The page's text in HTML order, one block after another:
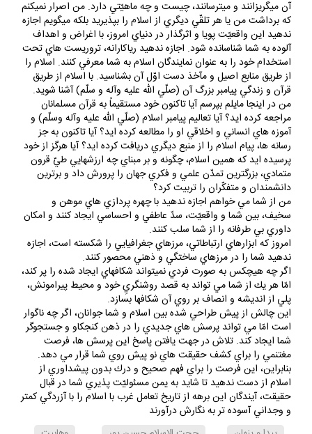
دست آوريد. منطق سليم اقتضاء ميكند كه لااقل بدانيد آنچه شما را از
آن ميگريزانند و ميترسانند، چيست و چه ماهيّتي دارد. من اصرار نميكنم
كه برداشت من يا هر تلقّي ديگري از اسلام را بپذيريد بلكه ميگويم اجازه
ندهيد اين واقعيّت پويا و اثرگذار در دنياي امروز، با اغراض و اهداف
آلوده به شما شناسانده شود. اجازه ندهيد رياكارانه، تروريست هاي تحت
استخدام خود را به عنوان نمايندگان اسلام به شما معرفي كنند. اسلام را
از طريق منابع اصيل و مآخذ دست اوّل آن بشناسيد. با اسلام از طريق
قرآن و زندگي پيامبر بزرگ آن (صلّي الله عليه وآله و سلّم) آشنا شويد.
من در اينجا مايلم بپرسم آيا تاكنون خود مستقيماً به قرآن مسلمانان
مراجعه كرده ايد؟ آيا تعاليم پيامبر اسلام (صلّي الله عليه وآله وسلّم) و
آموزه هاي انساني و اخلاقي او را مطالعه كرده ايد؟ آيا تاكنون به جز
رسانه ها، پيام اسلام را از منبع ديگري دريافت كرده ايد؟ آيا هرگز از خود
پرسيده ايد كه همين اسلام، چگونه و بر مبناي چه ارزشهايي طيّ قرون
متمادي، بزرگترين تمدّن علمي و فكري جهان را پرورش داد و برترين
دانشمندان و متفكّران را تربيت كرد؟
من از شما مي خواهم اجازه ندهيد با چهره پردازي هاي موهن و
سخيف، بين شما و واقعيّت، سدّ عاطفي و احساسي ايجاد كنند و امكان
داوري بي طرفانه را از شما سلب كنند.
امروز كه ابزارهاي ارتباطاتي، مرزهاي جغرافيايي را شكسته است، اجازه
ندهيد شما را در مرزهاي ساختگي و ذهني محصور كنند.
اگر چه هيچكس به صورت فردي نميتواند شكافهاي ايجاد شده را پر كند،
امّا هر يك از شما مي تواند به قصد روشنگريِ خود و محيط پيرامونش،
پلي از انديشه و انصاف بر روي آن شكافها بسازد.
اين چالش از پيش طراحي شده بين اسلام و شما جوانان، اگر چه ناگوار
است امّا مي تواند پرسش هاي جديدي را در ذهن كنجكاو و جستجوگر
شما ايجاد كند. تلاش در جهت يافتن پاسخ اين پرسش ها، فرصت
مغتنمي را براي كشف حقيقت هاي نو پيش روي شما قرار مي دهد.
بنابراين، اين فرصت را براي فهم صحيح و درك بدون پيشداوري از
اسلام از دست ندهيد تا شايد به يمن مسئوليّت پذيري شما در قبال
حقيقت، آيندگان اين برهه از تاريخ تعامل غرب با اسلام را با آزردگي كمتر
و وجداني آسوده تر به نگارش درآورند